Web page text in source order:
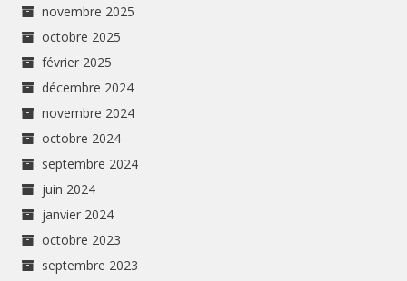
novembre 2025
octobre 2025
février 2025
décembre 2024
novembre 2024
octobre 2024
septembre 2024
juin 2024
janvier 2024
octobre 2023
septembre 2023